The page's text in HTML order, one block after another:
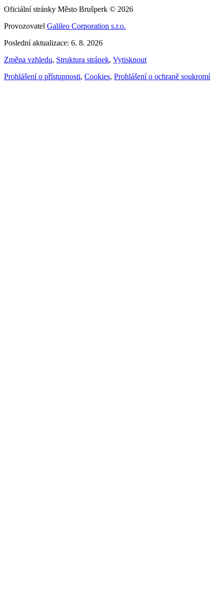
Oficiální stránky Město Brušperk © 2026
Provozovatel Galileo Corporation s.r.o.
Poslední aktualizace: 6. 8. 2026
Změna vzhledu, Struktura stránek, Vytisknout
Prohlášení o přístupnosti, Cookies, Prohlášení o ochraně soukromí